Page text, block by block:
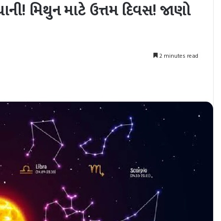
મિથુન માટે ઉત્તમ દિવસ! જાણો
2 minutes read